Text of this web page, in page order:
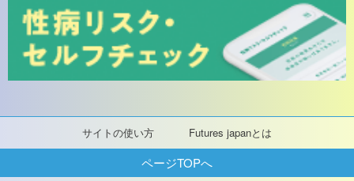
サイトの使い方 Futures japanとは
ページTOPへ